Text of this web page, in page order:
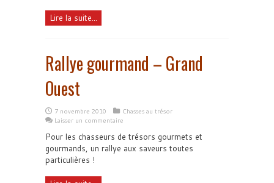
Lire la suite...
Rallye gourmand – Grand
Ouest
7 novembre 2010
Chasses au trésor
Laisser un commentaire
Pour les chasseurs de trésors gourmets et
gourmands, un rallye aux saveurs toutes
particulières !